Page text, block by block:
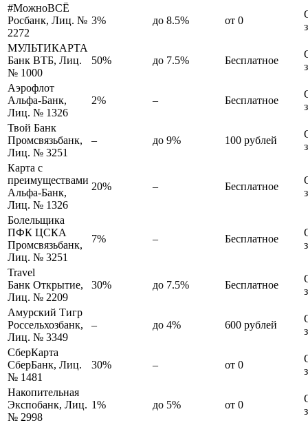
#МожноВСЁ
Росбанк, Лиц. №
2272
3% до 8.5% от 0
МУЛЬТИКАРТА
Банк ВТБ, Лиц.
№ 1000
50% до 7.5% Бесплатное
Аэрофлот
Альфа-Банк,
Лиц. № 1326
2% – Бесплатное
Твой Банк
Промсвязьбанк,
Лиц. № 3251
– до 9% 100 рублей
Карта с
преимуществами
Альфа-Банк,
Лиц. № 1326
20% – Бесплатное
Болельщика
ПФК ЦСКА
Промсвязьбанк,
Лиц. № 3251
7% – Бесплатное
Travel
Банк Открытие,
Лиц. № 2209
30% до 7.5% Бесплатное
Амурский Тигр
Россельхозбанк,
Лиц. № 3349
– до 4% 600 рублей
СберКарта
СберБанк, Лиц.
№ 1481
30% – от 0
Накопительная
Экспобанк, Лиц.
№ 2998
1% до 5% от 0